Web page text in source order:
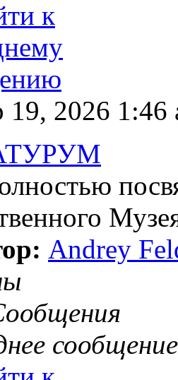
19, 2026 1:46
Andrey
сообщение